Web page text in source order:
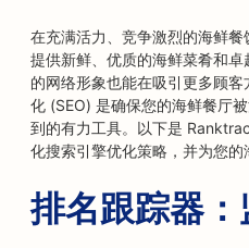
在充满活力、竞争激烈的海鲜餐
提供新鲜、优质的海鲜菜肴和
的网络形象也能在吸引更多顾
化 (SEO) 是确保您的海鲜餐厅
到的有力工具。以下是
化搜索引擎优化策略，并为您的
排名跟踪器